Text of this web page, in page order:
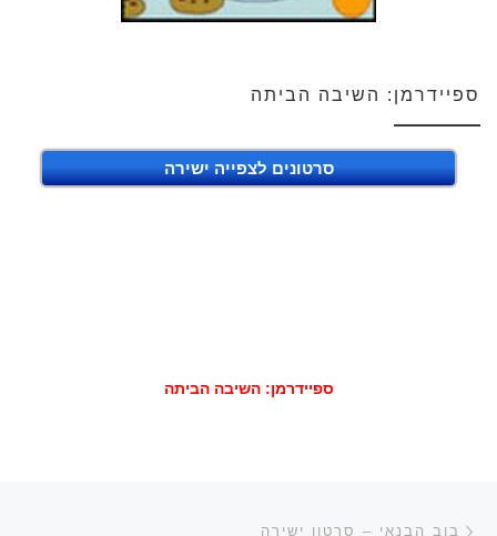
ספיידרמן: השיבה הביתה
סרטונים לצפייה ישירה
ספיידרמן: השיבה הביתה
ניווט בפוסטים
בוב הבנאי – סרטון ישירה